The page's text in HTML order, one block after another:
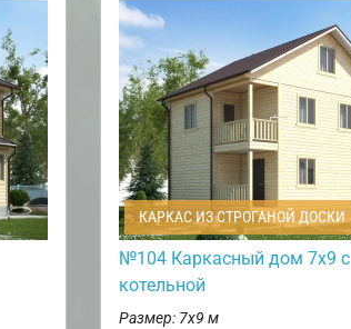
КАРКАС ИЗ СТРОГАНОЙ ДОСКИ
№104 Каркасный дом 7х9 с
котельной
Размер: 7х9 м